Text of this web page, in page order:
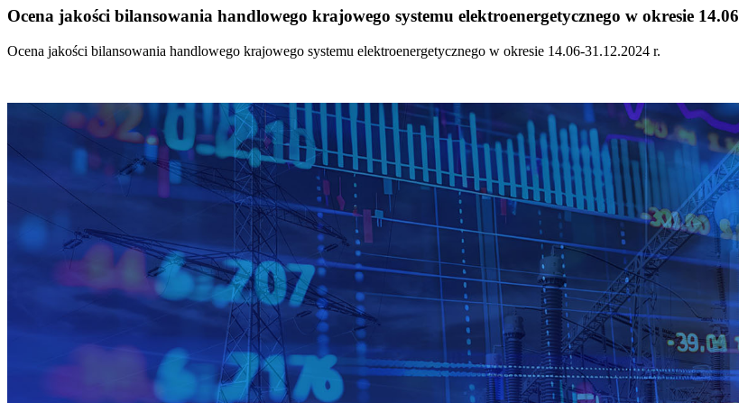
Ocena jakości bilansowania handlowego krajowego systemu elektroenergetycznego w okresie
Ocena jakości bilansowania handlowego krajowego systemu elektroenergetycznego w okresie 14.06-31.12.2024 r.